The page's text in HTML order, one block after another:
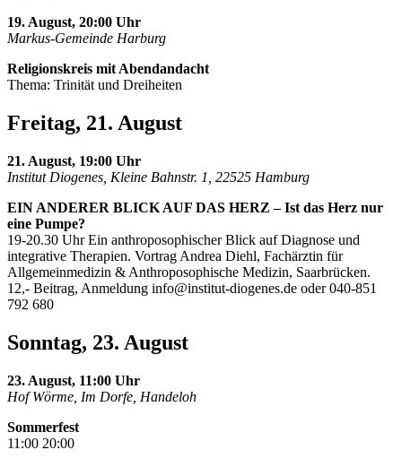
19. August, 20:00 Uhr
Markus-Gemeinde Harburg
Religionskreis mit Abendandacht
Thema: Trinität und Dreiheiten
Freitag, 21. August
21. August, 19:00 Uhr
Institut Diogenes, Kleine Bahnstr. 1, 22525 Hamburg
EIN ANDERER BLICK AUF DAS HERZ – Ist das Herz nur
eine Pumpe?
19-20.30 Uhr Ein anthroposophischer Blick auf Diagnose und
integrative Therapien. Vortrag Andrea Diehl, Fachärztin für
Allgemeinmedizin & Anthroposophische Medizin, Saarbrücken.
12,- Beitrag, Anmeldung info@institut-diogenes.de oder 040-851
792 680
Sonntag, 23. August
23. August, 11:00 Uhr
Hof Wörme, Im Dorfe, Handeloh
Sommerfest
11:00 20:00